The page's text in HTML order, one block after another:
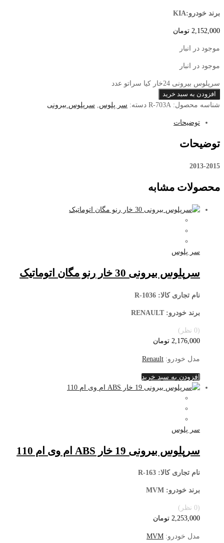
برند خودرو:KIA
2,152,000 تومان
موجود در انبار
موجود در انبار
سرپلوس بیرونی 24خار کیا سراتو عدد
افزودن به سبد خرید
شناسه محصول: R-703A دسته: سر پلوس سرپلوس بیرونی
توضیحات
توضیحات
2013-2015
محصولات مشابه
سر پلوس
سرپلوس بیرونی 30 خار رنو مگان اتوماتیک
نام تجاری کالا: R-1036
برند خودرو: RENAULT
(0 نظر)
2,176,000 تومان
مدل خودرو: Renault
افزودن به سبد خرید
سر پلوس
سرپلوس بیرونی 19 خار ABS ام وی ام 110
نام تجاری کالا: R-163
برند خودرو: MVM
(0 نظر)
2,253,000 تومان
مدل خودرو: MVM